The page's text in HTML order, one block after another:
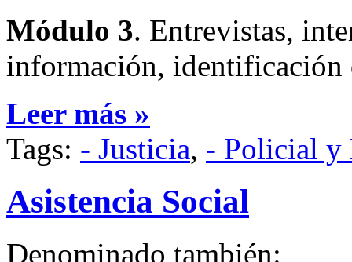
Módulo 3. Entrevistas,
información, identificación
Leer más »
Tags: - Justicia, - Policial
Asistencia Social
Denominado también: